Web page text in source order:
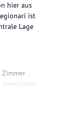
hier aus
ist
Lage
Zimmer